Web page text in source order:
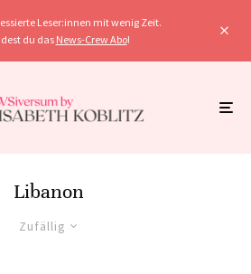
Leser:innen mit wenig Zeit.
du das News-Crew Abo!
Libanon
Zufällig